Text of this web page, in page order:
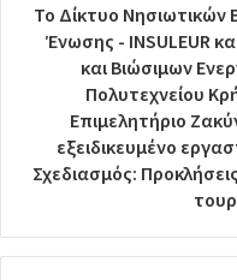
Το Δίκτυο Νησιωτικών
Ένωσης - INSULEUR
και Βιώσιμων
Πολυτεχνείου
Επιμελητήριο
εξειδικευμένο
Σχεδιασμός: